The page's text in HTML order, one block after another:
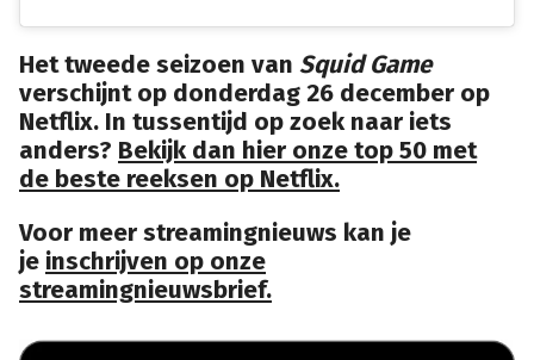
Het tweede seizoen van Squid Game
verschijnt op donderdag 26 december op
Netflix. In tussentijd op zoek naar iets
anders? Bekijk dan hier onze top 50 met
de beste reeksen op Netflix.
Voor meer streamingnieuws kan je
je inschrijven op onze
streamingnieuwsbrief.